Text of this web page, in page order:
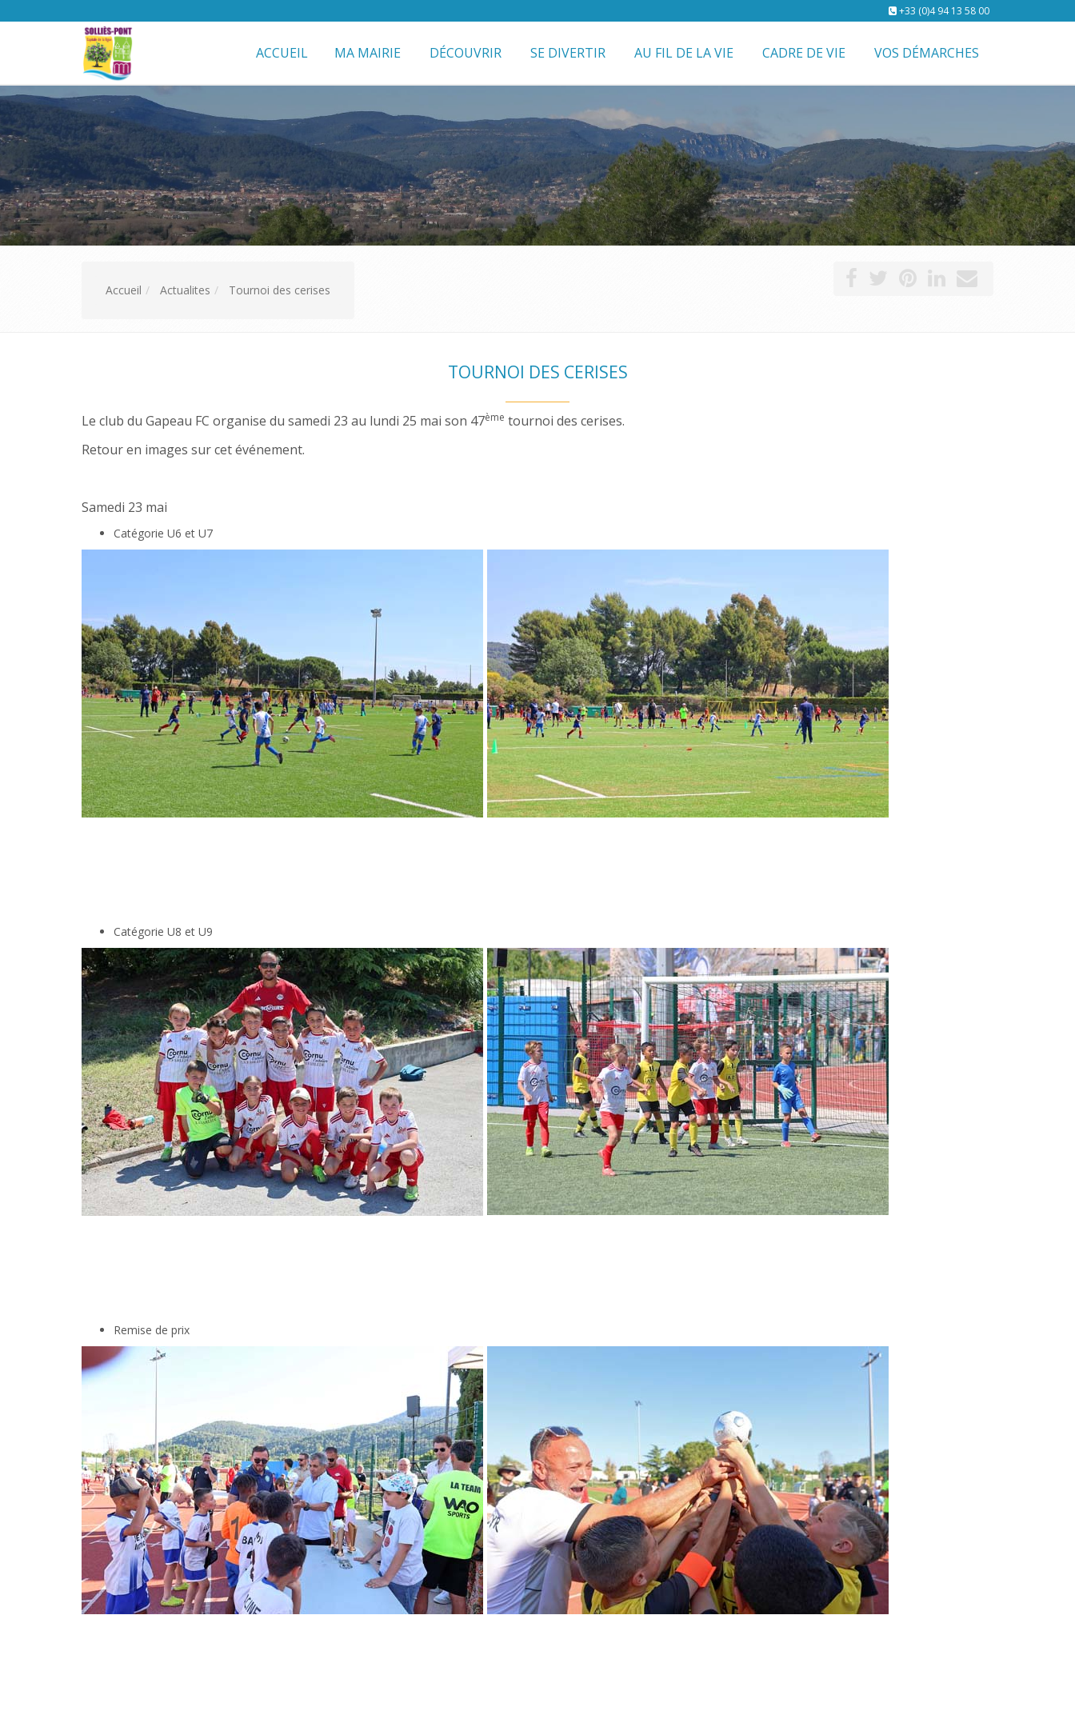
+33 (0)4 94 13 58 00
ACCUEIL MA MAIRIE DÉCOUVRIR SE DIVERTIR AU FIL DE LA VIE CADRE DE VIE VOS DÉMARCHES
Accueil Actualites Tournoi des cerises
TOURNOI DES CERISES
Le club du Gapeau FC organise du samedi 23 au lundi 25 mai son 47ème tournoi des cerises.
Retour en images sur cet événement.
Samedi 23 mai
Catégorie U6 et U7
Catégorie U8 et U9
Remise de prix